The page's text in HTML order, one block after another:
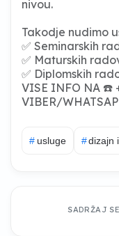
nivou.
Takodje nudimo
✅ Seminarskih
✅ Maturskih
✅ Diplomskih
VISE INFO NA ☎️
VIBER/WHATSAP
# usluge #dizajn
SADRŽAJ